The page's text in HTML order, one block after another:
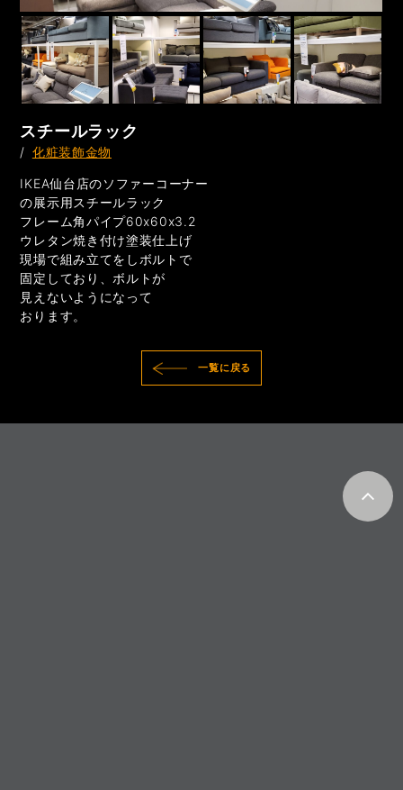
スチールラック
/ 化粧装飾金物
IKEA仙台店のソファーコーナー
の展示用スチールラック
フレーム角パイプ60x60x3.2
ウレタン焼き付け塗装仕上げ
現場で組み立てをしボルトで
固定しており、ボルトが
見えないようになって
おります。
一覧に戻る